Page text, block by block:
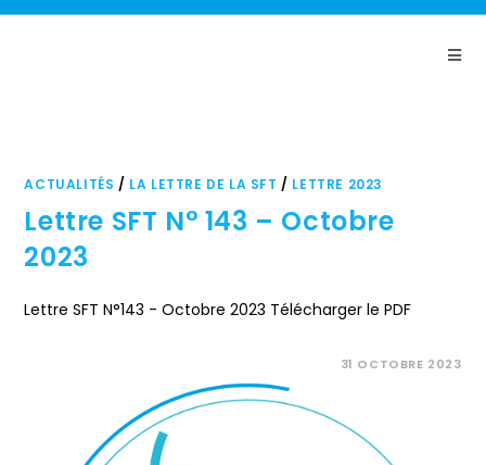
Panneau de gestion des cookies
ACTUALITÉS / LA LETTRE DE LA SFT / LETTRE 2023
Lettre SFT N° 143 – Octobre
2023
Lettre SFT N°143 - Octobre 2023 Télécharger le PDF
31 OCTOBRE 2023